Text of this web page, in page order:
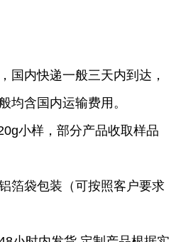
国内快递一般三天内到达，
均含国内运输费用。
小样，部分产品收取样品
箔袋包装（可按照客户要求